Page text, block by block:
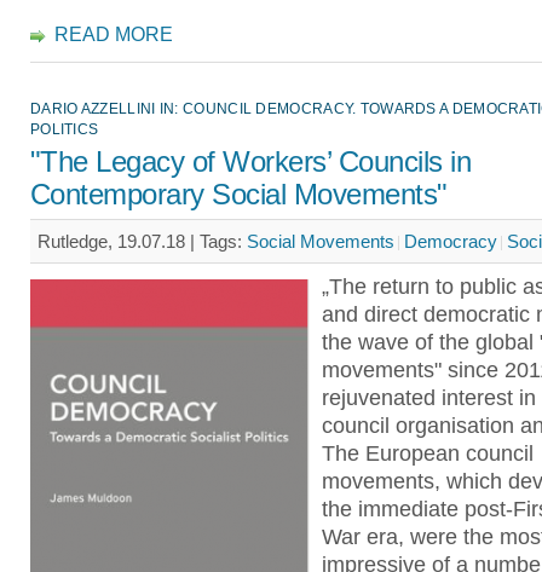
READ MORE
DARIO AZZELLINI IN: COUNCIL DEMOCRACY. TOWARDS A
POLITICS
"The Legacy of Workers’ Councils in
Contemporary Social Movements"
Rutledge, 19.07.18 | Tags: Social Movements Democracy
„The return to public
and direct democratic
the wave of the global
movements" since
rejuvenated interest
council organisation
The European council
movements, which
the immediate post-
War era, were the
impressive of a